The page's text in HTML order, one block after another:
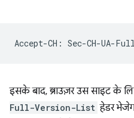
इसके बाद, ब्राउज़र उस साइट के
Full-Version-List हेडर